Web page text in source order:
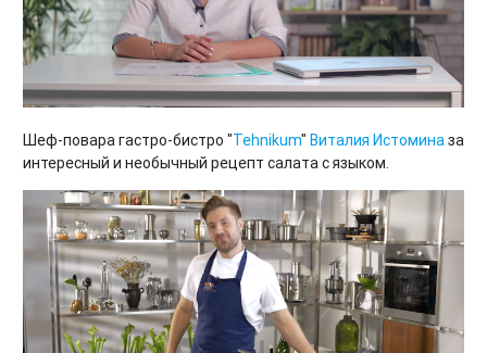
Шеф-повара гастро-бистро "Tehnikum" Виталия Истоминаза
интересный и необычный рецепт салата с языком.